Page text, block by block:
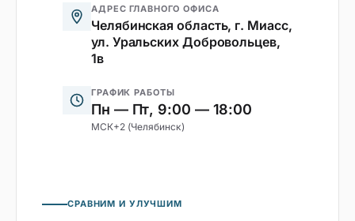
АДРЕС ГЛАВНОГО ОФИСА
Челябинская область, г. Миасс,
ул. Уральских Добровольцев,
1в
ГРАФИК РАБОТЫ
Пн — Пт, 9:00 — 18:00
МСК+2 (Челябинск)
СРАВНИМ И УЛУЧШИМ